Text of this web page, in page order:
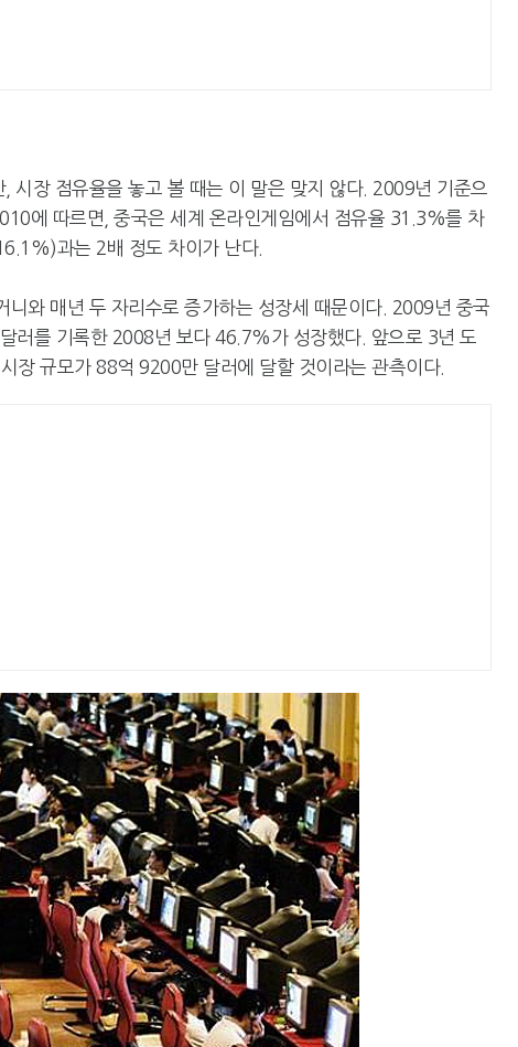
시장 점유율을 놓고 볼 때는 이 말은 맞지 않다. 2009년 기준으
에 따르면, 중국은 세계 온라인게임에서 점유율 31.3%를 차
과는 2배 정도 차이가 난다.
와 매년 두 자리수로 증가하는 성장세 때문이다. 2009년 중국
러를 기록한 2008년 보다 46.7%가 성장했다. 앞으로 3년 도
장 규모가 88억 9200만 달러에 달할 것이라는 관측이다.